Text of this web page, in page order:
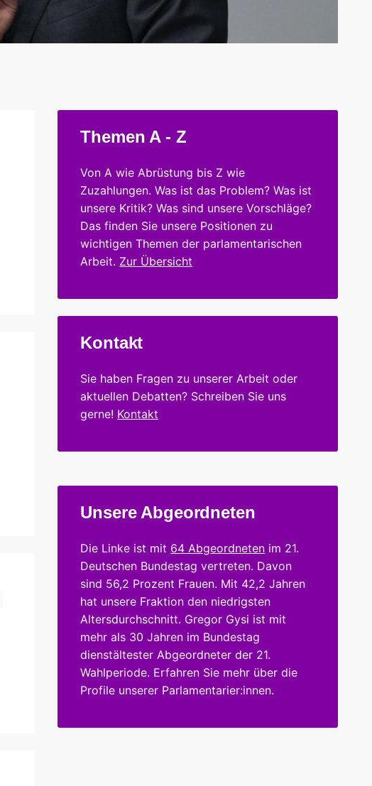
Themen A - Z
Von A wie Abrüstung bis Z wie
Zuzahlungen. Was ist das Problem? Was ist
unsere Kritik? Was sind unsere Vorschläge?
Das finden Sie unsere Positionen zu
wichtigen Themen der parlamentarischen
Arbeit. Zur Übersicht
Kontakt
Sie haben Fragen zu unserer Arbeit oder
aktuellen Debatten? Schreiben Sie uns
gerne! Kontakt
Unsere Abgeordneten
Die Linke ist mit 64 Abgeordneten im 21.
Deutschen Bundestag vertreten. Davon
sind 56,2 Prozent Frauen. Mit 42,2 Jahren
hat unsere Fraktion den niedrigsten
Altersdurchschnitt. Gregor Gysi ist mit
mehr als 30 Jahren im Bundestag
dienstältester Abgeordneter der 21.
Wahlperiode. Erfahren Sie mehr über die
Profile unserer Parlamentarier:innen.